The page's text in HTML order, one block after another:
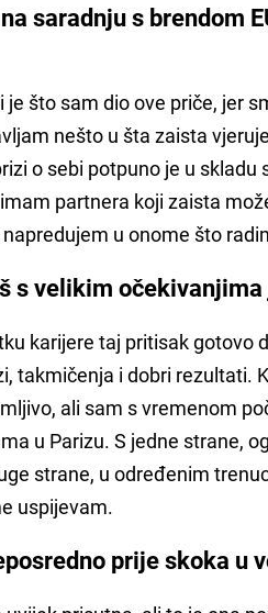
saradnju s brendom
je što sam dio ove priče, jer
nešto u šta zaista
o sebi potpuno je u
partnera koji zaista
u onome što
s velikim
karijere taj pritisak gotovo
takmičenja i dobri rezultati.
ali sam s vremenom
u Parizu. S jedne strane,
strane, u određenim
uspijevam.
prije skoka u